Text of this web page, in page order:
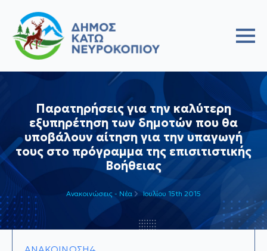
Παρατηρήσεις για την καλύτερη
εξυπηρέτηση των δημοτών που θα
υποβάλουν αίτηση για την υπαγωγή
τους στο πρόγραμμα της επισιτιστικής
Βοήθειας
Ανακοινώσεις - Νέα Ιουλίου 15th 2015